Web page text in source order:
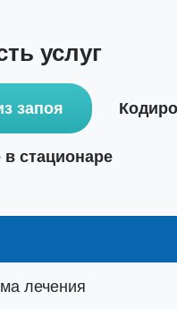
услуг
запоя
стационаре
лечения